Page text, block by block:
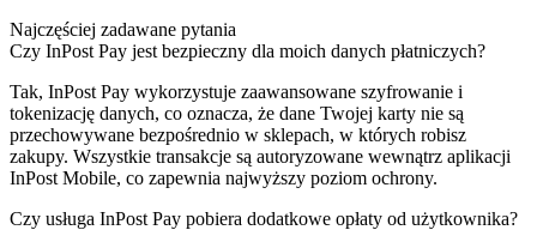
Najczęściej zadawane pytania
Czy InPost Pay jest bezpieczny dla moich danych płatniczych?
Tak, InPost Pay wykorzystuje zaawansowane szyfrowanie i
tokenizację danych, co oznacza, że dane Twojej karty nie są
przechowywane bezpośrednio w sklepach, w których robisz
zakupy. Wszystkie transakcje są autoryzowane wewnątrz aplikacji
InPost Mobile, co zapewnia najwyższy poziom ochrony.
Czy usługa InPost Pay pobiera dodatkowe opłaty od użytkownika?